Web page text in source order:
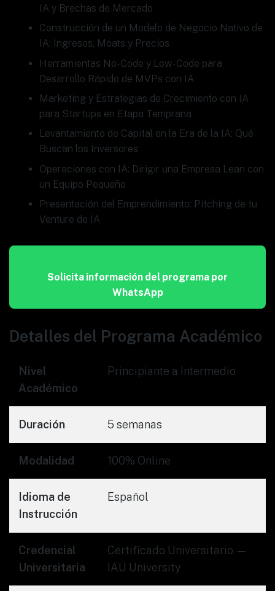
IA y Brechas de Mercado
Construcción de un Modelo de Negocio Nativo de
IA: Ingresos, Moats y Precios
Herramientas No-Code y Low-Code para
Desarrollo Rápido de MVPs con IA
Marketing y Estrategias de Crecimiento con IA
para Startups en Etapa Temprana
Levantamiento de Capital en la Era de la IA: Qué
Buscan los Inversores
Operaciones con IA: Dirigir una Empresa Lean con
un Equipo Pequeño
Presentación del Emprendimiento: Pitching de tu
Venture de IA
Solicita información del programa por
WhatsApp
Detalles del Programa Académico
Nivel
Académico
Principiante a Intermedio
Duración 5 semanas
Modalidad 100% Online
Idioma de
Instrucción
Español
Credencial
Universitaria
Certificado Universitario —
IAU University